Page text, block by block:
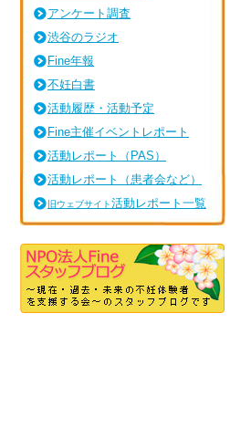
アンケート調査
渋谷のラジオ
Fine年報
不妊白書
活動履歴・活動予定
Fine主催イベントレポート
活動レポート（ PAS）
活動レポート（患者会など）
旧ウェブサイト活動レポート一覧